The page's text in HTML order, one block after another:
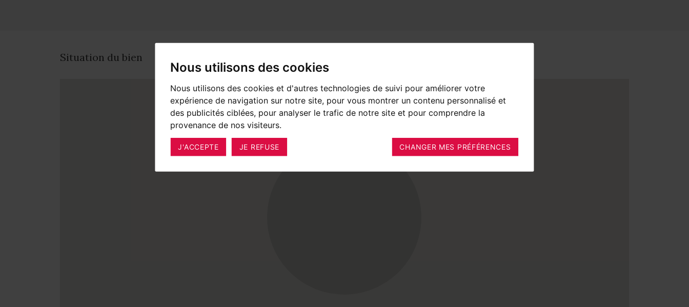
Nous utilisons des cookies
Nous utilisons des cookies et d'autres technologies de suivi pour améliorer votre
expérience de navigation sur notre site, pour vous montrer un contenu personnalisé et
des publicités ciblées, pour analyser le trafic de notre site et pour comprendre la
provenance de nos visiteurs.
J'ACCEPTE JE REFUSE CHANGER MES PRÉFÉRENCES
Situation du bien